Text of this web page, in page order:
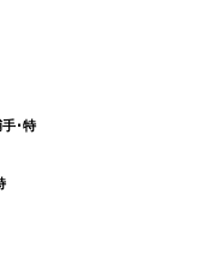
手･特